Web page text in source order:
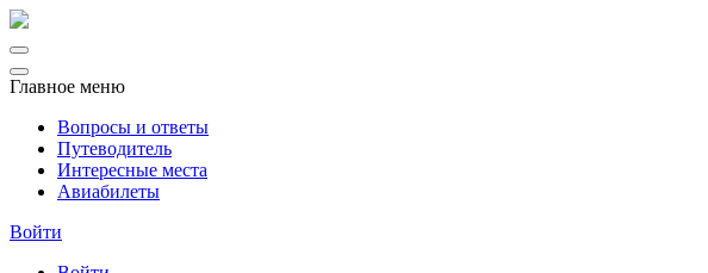
Главное меню
Вопросы и ответы
Путеводитель
Интересные места
Авиабилеты
Войти